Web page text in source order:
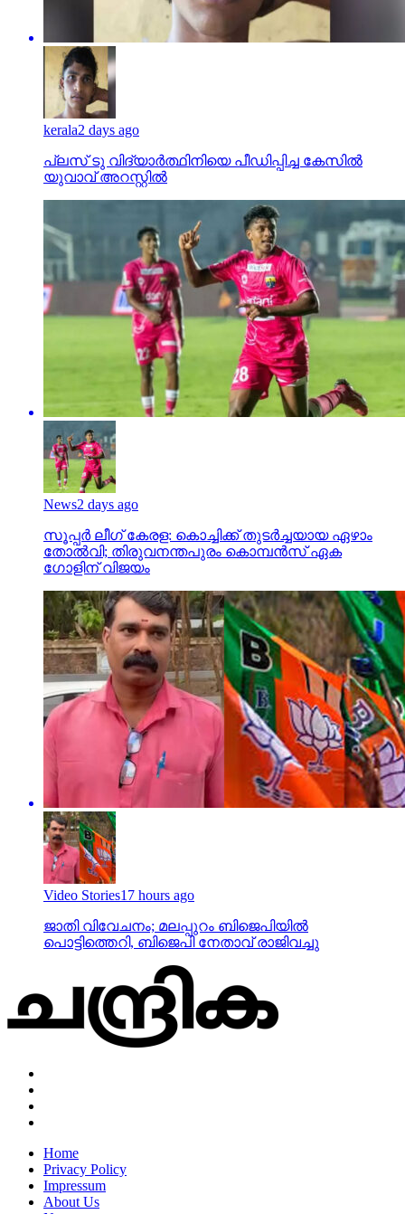
kerala2 days ago
പ്ലസ് ടു വിദ്യാര്‍ത്ഥിനിയെ പീഡിപ്പിച്ച കേസില്‍
യുവാവ് അറസ്റ്റില്‍
News2 days ago
സൂപ്പര്‍ ലീഗ് കേരള: കൊച്ചിക്ക് തുടര്‍ച്ചയായ ഏഴാം
തോല്‍വി; തിരുവനന്തപുരം കൊമ്പന്‍സ് ഏക
ഗോളിന് വിജയം
Video Stories17 hours ago
ജാതി വിവേചനം; മലപ്പുറം ബിജെപിയില്‍
പൊട്ടിത്തെറി, ബിജെപി നേതാവ് രാജിവച്ചു
Home
Privacy Policy
Impressum
About Us